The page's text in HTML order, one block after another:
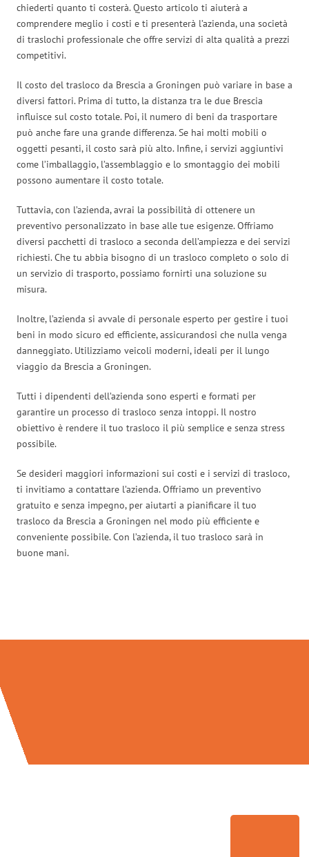
chiederti quanto ti costerà. Questo articolo ti aiuterà a
comprendere meglio i costi e ti presenterà l’azienda, una società
di traslochi professionale che offre servizi di alta qualità a prezzi
competitivi.
Il costo del trasloco da Brescia a Groningen può variare in base a
diversi fattori. Prima di tutto, la distanza tra le due Brescia
influisce sul costo totale. Poi, il numero di beni da trasportare
può anche fare una grande differenza. Se hai molti mobili o
oggetti pesanti, il costo sarà più alto. Infine, i servizi aggiuntivi
come l’imballaggio, l’assemblaggio e lo smontaggio dei mobili
possono aumentare il costo totale.
Tuttavia, con l’azienda, avrai la possibilità di ottenere un
preventivo personalizzato in base alle tue esigenze. Offriamo
diversi pacchetti di trasloco a seconda dell’ampiezza e dei servizi
richiesti. Che tu abbia bisogno di un trasloco completo o solo di
un servizio di trasporto, possiamo fornirti una soluzione su
misura.
Inoltre, l’azienda si avvale di personale esperto per gestire i tuoi
beni in modo sicuro ed efficiente, assicurandosi che nulla venga
danneggiato. Utilizziamo veicoli moderni, ideali per il lungo
viaggio da Brescia a Groningen.
Tutti i dipendenti dell’azienda sono esperti e formati per
garantire un processo di trasloco senza intoppi. Il nostro
obiettivo è rendere il tuo trasloco il più semplice e senza stress
possibile.
Se desideri maggiori informazioni sui costi e i servizi di trasloco,
ti invitiamo a contattare l’azienda. Offriamo un preventivo
gratuito e senza impegno, per aiutarti a pianificare il tuo
trasloco da Brescia a Groningen nel modo più efficiente e
conveniente possibile. Con l’azienda, il tuo trasloco sarà in
buone mani.